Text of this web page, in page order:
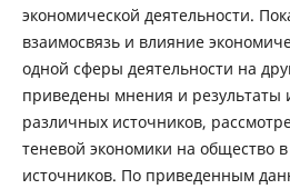
экономической деятельности.
взаимосвязь и влияние
одной сферы деятельности на
приведены мнения и результаты
различных источников,
теневой экономики на общество
источников. По приведенным